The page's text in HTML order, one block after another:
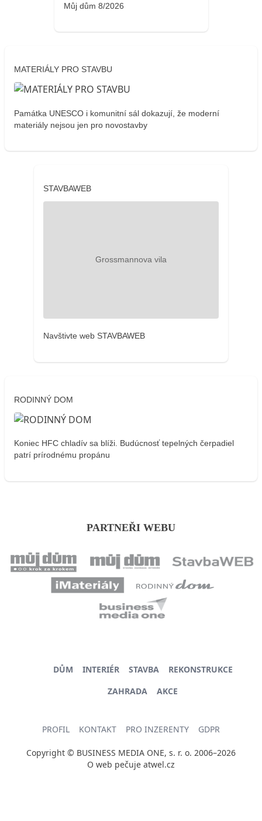
Můj dům 8/2026
MATERIÁLY PRO STAVBU
Památka UNESCO i komunitní sál dokazují, že moderní
materiály nejsou jen pro novostavby
STAVBAWEB
Navštivte web STAVBAWEB
RODINNÝ DOM
Koniec HFC chladív sa blíži. Budúcnosť tepelných čerpadiel
patrí prírodnému propánu
PARTNEŘI WEBU
DŮM INTERIÉR STAVBA
REKONSTRUKCE
ZAHRADA
AKCE
PROFIL KONTAKT PRO INZERENTY GDPR
Copyright © BUSINESS MEDIA ONE, s. r. o. 2006–2026